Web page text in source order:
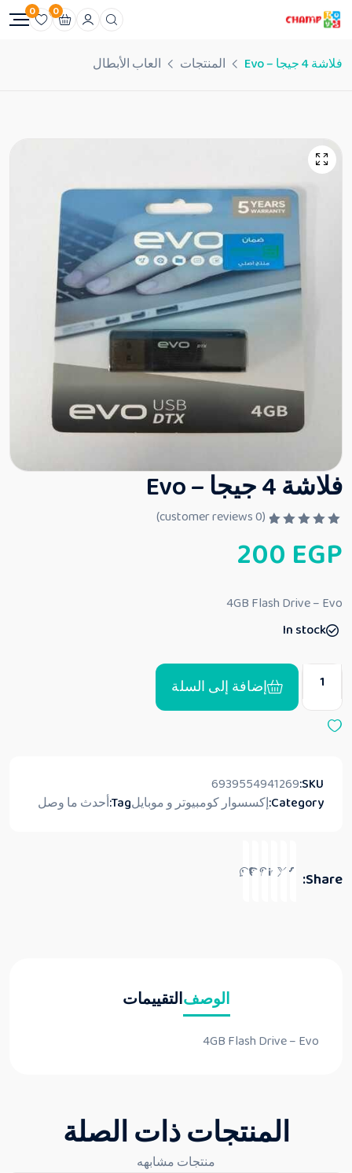
0
0
فلاشة 4 جيجا – Evo المنتجات العاب الأبطال
فلاشة 4 جيجا – Evo
م
ا
ي
م
ن
(
0
200 EGP
4GB Flash Drive – Evo
In stock
إضافة إلى السلة
SKU:
6939554941269
Category:إكسسوار كومبيوتر و موبايلTag:أحدث ما وصل
Share:
الوصفالتقييمات
4GB Flash Drive – Evo
المنتجات ذات الصلة
منتجات مشابهه